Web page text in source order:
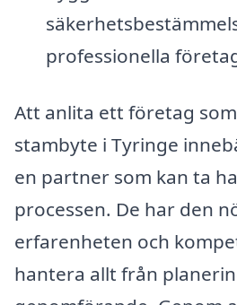
professionella
Att anlita ett företag
stambyte i Tyringe
en partner som kan ta
processen. De har den
erfarenheten och
hantera allt från